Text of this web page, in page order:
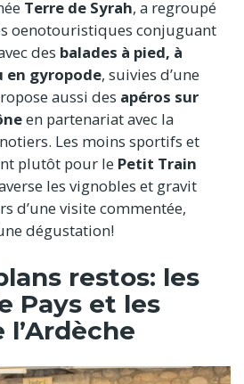
Terre de Syrah, a regroupé
oenotouristiques conjuguant
des balades à pied, à
en gyropode, suivies d’une
aussi des apéros sur
en partenariat avec la
Les moins sportifs et
plutôt pour le Petit Train
les vignobles et gravit
d’une visite commentée,
dégustation!
restos: les
Pays et les
l’Ardèche